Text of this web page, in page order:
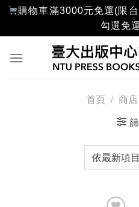
購物車滿3000元免運(限
勾選免
首頁 / 商店